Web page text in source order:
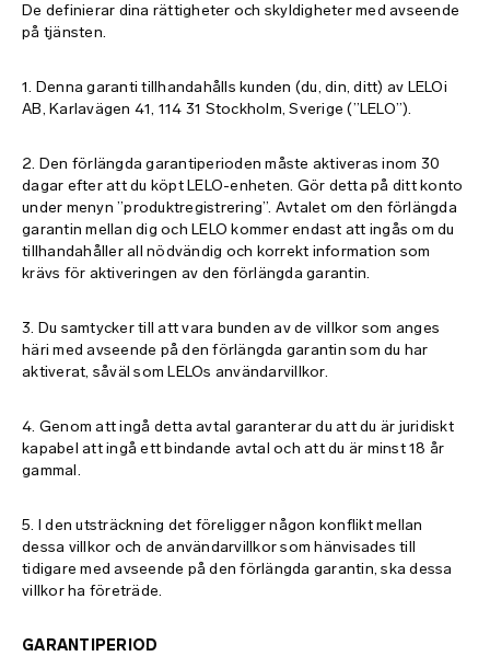
miljö
ladda ner manualer
laddare och fjärrkontroll
FAQ - Produkt
France
De definierar dina rättigheter och skyldigheter med avseende
på tjänsten.
1. Denna garanti tillhandahålls kunden (du, din, ditt) av LELOi
AB, Karlavägen 41, 114 31 Stockholm, Sverige (”LELO”).
2. Den förlängda garantiperioden måste aktiveras inom 30
dagar efter att du köpt LELO-enheten. Gör detta på ditt konto
under menyn ”produktregistrering”. Avtalet om den förlängda
garantin mellan dig och LELO kommer endast att ingås om du
tillhandahåller all nödvändig och korrekt information som
krävs för aktiveringen av den förlängda garantin.
3. Du samtycker till att vara bunden av de villkor som anges
häri med avseende på den förlängda garantin som du har
aktiverat, såväl som LELOs användarvillkor.
4. Genom att ingå detta avtal garanterar du att du är juridiskt
kapabel att ingå ett bindande avtal och att du är minst 18 år
gammal.
5. I den utsträckning det föreligger någon konflikt mellan
dessa villkor och de användarvillkor som hänvisades till
tidigare med avseende på den förlängda garantin, ska dessa
villkor ha företräde.
GARANTIPERIOD